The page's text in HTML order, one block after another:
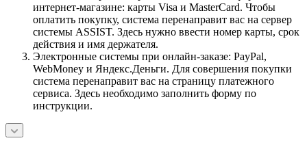
интернет-магазине: карты Visa и MasterCard. Чтобы
оплатить покупку, система перенаправит вас на сервер
системы ASSIST. Здесь нужно ввести номер карты, срок
действия и имя держателя.
Электронные системы при онлайн-заказе: PayPal,
WebMoney и Яндекс.Деньги. Для совершения покупки
система перенаправит вас на страницу платежного
сервиса. Здесь необходимо заполнить форму по
инструкции.